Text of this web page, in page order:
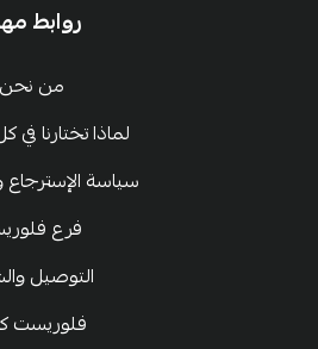
روابط
من
لماذا تختارنا
سياسة الإسترجاع
فرع
التوصيل
فلوريست